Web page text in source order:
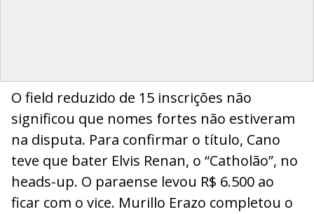
O field reduzido de 15 inscrições não
significou que nomes fortes não estiveram
na disputa. Para confirmar o título, Cano
teve que bater Elvis Renan, o “Catholão”, no
heads-up. O paraense levou R$ 6.500 ao
ficar com o vice. Murillo Erazo completou o